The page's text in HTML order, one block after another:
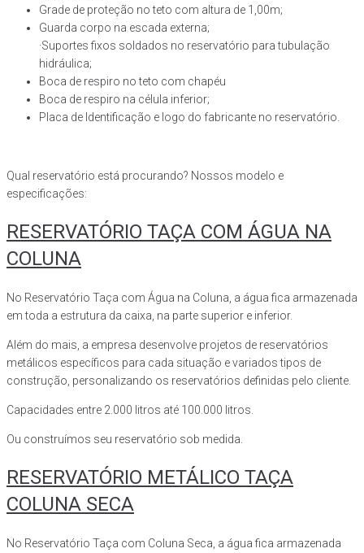
Grade de proteção no teto com altura de 1,00m;
Guarda corpo na escada externa;
·Suportes fixos soldados no reservatório para tubulação
hidráulica;
Boca de respiro no teto com chapéu
Boca de respiro na célula inferior;
Placa de Identificação e logo do fabricante no reservatório.
Qual reservatório está procurando? Nossos modelo e
especificações:
RESERVATÓRIO TAÇA COM ÁGUA NA
COLUNA
No Reservatório Taça com Água na Coluna, a água fica armazenada
em toda a estrutura da caixa, na parte superior e inferior.
Além do mais, a empresa desenvolve projetos de reservatórios
metálicos específicos para cada situação e variados tipos de
construção, personalizando os reservatórios definidas pelo cliente.
Capacidades entre 2.000 litros até 100.000 litros.
Ou construímos seu reservatório sob medida.
RESERVATÓRIO METÁLICO TAÇA
COLUNA SECA
No Reservatório Taça com Coluna Seca, a água fica armazenada